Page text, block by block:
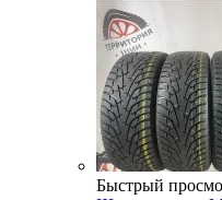
Быстрый